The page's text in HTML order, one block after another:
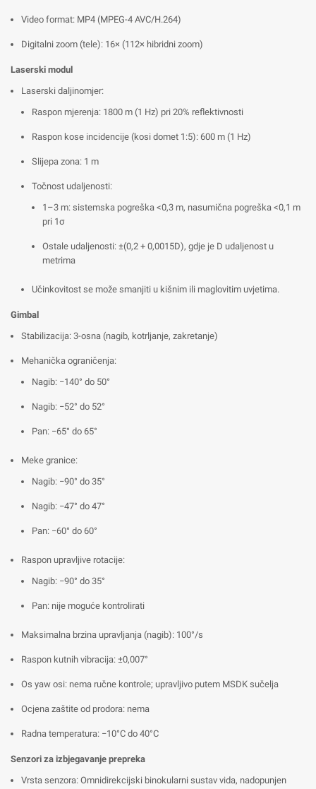
Video format: MP4 (MPEG-4 AVC/H.264)
Digitalni zoom (tele): 16× (112× hibridni zoom)
Laserski modul
Laserski daljinomjer:
Raspon mjerenja: 1800 m (1 Hz) pri 20% reflektivnosti
Raspon kose incidencije (kosi domet 1:5): 600 m (1 Hz)
Slijepa zona: 1 m
Točnost udaljenosti:
1–3 m: sistemska pogreška <0,3 m, nasumična pogreška <0,1 m
pri 1σ
Ostale udaljenosti: ±(0,2 + 0,0015D), gdje je D udaljenost u
metrima
Učinkovitost se može smanjiti u kišnim ili maglovitim uvjetima.
Gimbal
Stabilizacija: 3-osna (nagib, kotrljanje, zakretanje)
Mehanička ograničenja:
Nagib: −140° do 50°
Nagib: −52° do 52°
Pan: −65° do 65°
Meke granice:
Nagib: −90° do 35°
Nagib: −47° do 47°
Pan: −60° do 60°
Raspon upravljive rotacije:
Nagib: −90° do 35°
Pan: nije moguće kontrolirati
Maksimalna brzina upravljanja (nagib): 100°/s
Raspon kutnih vibracija: ±0,007°
Os yaw osi: nema ručne kontrole; upravljivo putem MSDK sučelja
Ocjena zaštite od prodora: nema
Radna temperatura: −10°C do 40°C
Senzori za izbjegavanje prepreka
Vrsta senzora: Omnidirekcijski binokularni sustav vida, nadopunjen